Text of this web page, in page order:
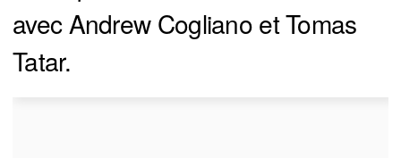
avec Andrew Cogliano et Tomas
Tatar.